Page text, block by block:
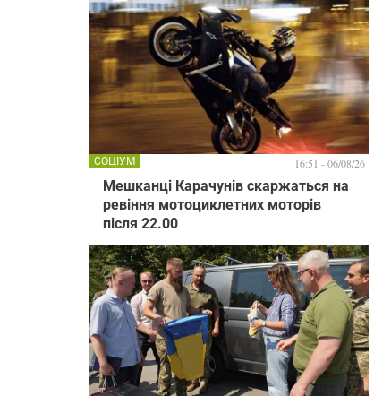
Мешканці Карачунів скаржаться на
ревіння мотоциклетних моторів
після 22.00
СОЦІУМ 16:51 - 06/08/26